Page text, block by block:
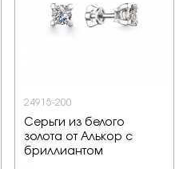
24915-200
Серьги из белого
золота от Алькор с
бриллиантом